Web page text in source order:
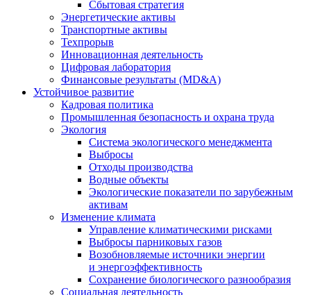
Сбытовая стратегия
Энергетические активы
Транспортные активы
Техпрорыв
Инновационная деятельность
Цифровая лаборатория
Финансовые результаты (MD&A)
Устойчивое развитие
Кадровая политика
Промышленная безопасность и охрана труда
Экология
Система экологического менеджмента
Выбросы
Отходы производства
Водные объекты
Экологические показатели по зарубежным
активам
Изменение климата
Управление климатическими рисками
Выбросы парниковых газов
Возобновляемые источники энергии
и энергоэффективность
Сохранение биологического разнообразия
Социальная деятельность